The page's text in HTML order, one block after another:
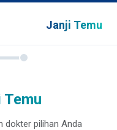
Janji Temu
dokter pilihan Anda